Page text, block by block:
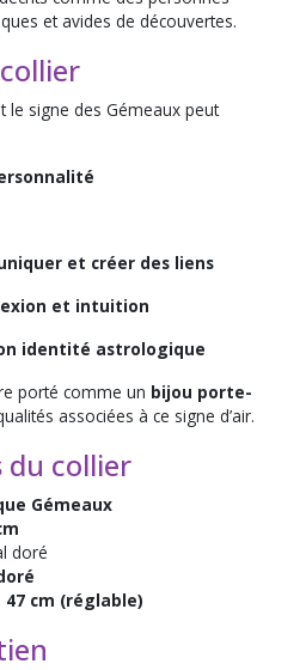
et avides de découvertes.
le signe des Gémeaux peut
et créer des liens
et intuition
identité astrologique
porté comme un bijou porte-
associées à ce signe d’air.
du collier
Gémeaux
doré
47 cm (réglable)